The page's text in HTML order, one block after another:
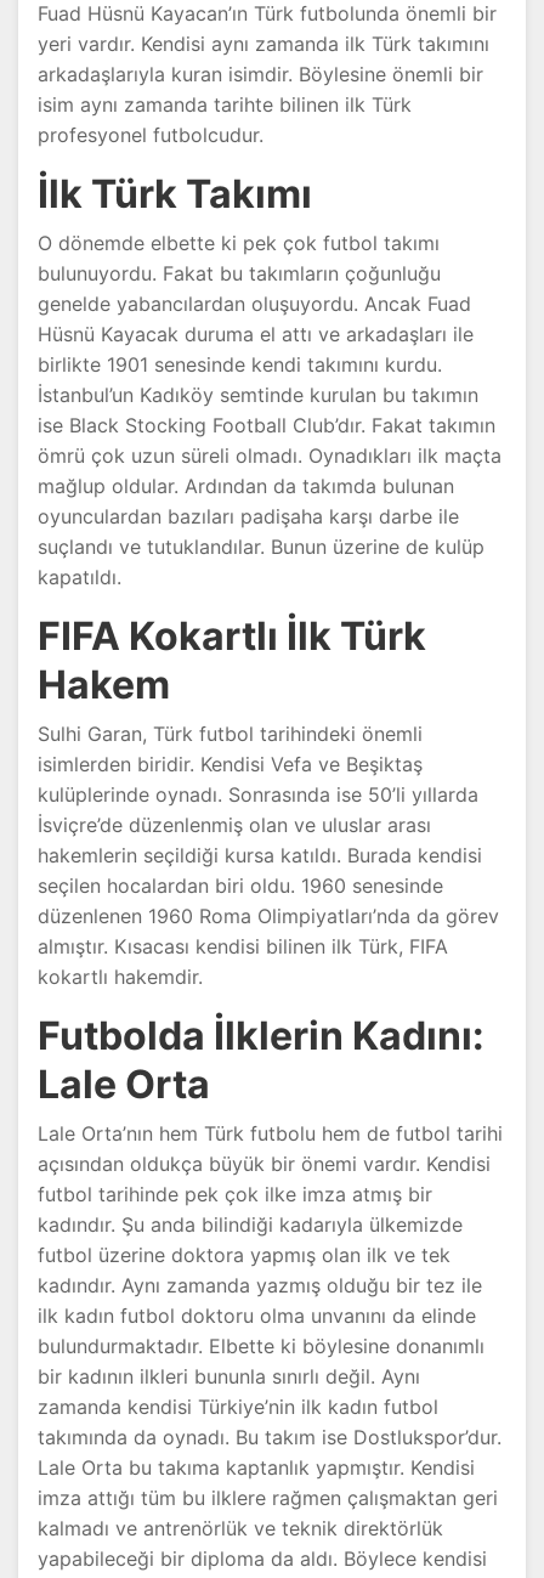
Fuad Hüsnü Kayacan’ın Türk futbolunda önemli bir
yeri vardır. Kendisi aynı zamanda ilk Türk takımını
arkadaşlarıyla kuran isimdir. Böylesine önemli bir
isim aynı zamanda tarihte bilinen ilk Türk
profesyonel futbolcudur.
İlk Türk Takımı
O dönemde elbette ki pek çok futbol takımı
bulunuyordu. Fakat bu takımların çoğunluğu
genelde yabancılardan oluşuyordu. Ancak Fuad
Hüsnü Kayacak duruma el attı ve arkadaşları ile
birlikte 1901 senesinde kendi takımını kurdu.
İstanbul’un Kadıköy semtinde kurulan bu takımın
ise Black Stocking Football Club’dır. Fakat takımın
ömrü çok uzun süreli olmadı. Oynadıkları ilk maçta
mağlup oldular. Ardından da takımda bulunan
oyunculardan bazıları padişaha karşı darbe ile
suçlandı ve tutuklandılar. Bunun üzerine de kulüp
kapatıldı.
FIFA Kokartlı İlk Türk
Hakem
Sulhi Garan, Türk futbol tarihindeki önemli
isimlerden biridir. Kendisi Vefa ve Beşiktaş
kulüplerinde oynadı. Sonrasında ise 50’li yıllarda
İsviçre’de düzenlenmiş olan ve uluslar arası
hakemlerin seçildiği kursa katıldı. Burada kendisi
seçilen hocalardan biri oldu. 1960 senesinde
düzenlenen 1960 Roma Olimpiyatları’nda da görev
almıştır. Kısacası kendisi bilinen ilk Türk, FIFA
kokartlı hakemdir.
Futbolda İlklerin Kadını:
Lale Orta
Lale Orta’nın hem Türk futbolu hem de futbol tarihi
açısından oldukça büyük bir önemi vardır. Kendisi
futbol tarihinde pek çok ilke imza atmış bir
kadındır. Şu anda bilindiği kadarıyla ülkemizde
futbol üzerine doktora yapmış olan ilk ve tek
kadındır. Aynı zamanda yazmış olduğu bir tez ile
ilk kadın futbol doktoru olma unvanını da elinde
bulundurmaktadır. Elbette ki böylesine donanımlı
bir kadının ilkleri bununla sınırlı değil. Aynı
zamanda kendisi Türkiye’nin ilk kadın futbol
takımında da oynadı. Bu takım ise Dostlukspor’dur.
Lale Orta bu takıma kaptanlık yapmıştır. Kendisi
imza attığı tüm bu ilklere rağmen çalışmaktan geri
kalmadı ve antrenörlük ve teknik direktörlük
yapabileceği bir diploma da aldı. Böylece kendisi